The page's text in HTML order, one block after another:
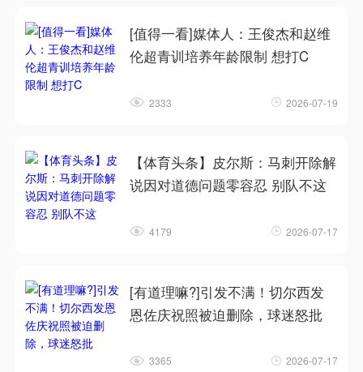
[值得一看]媒体人：王俊杰和赵维
伦超青训培养年龄限制 想打C
2333 2026-07-19
【体育头条】皮尔斯：马刺开除解
说因对道德问题零容忍 别队不这
4179 2026-07-17
[有道理嘛?]引发不满！切尔西发
恩佐庆祝照被迫删除，球迷怒批
3365 2026-07-17